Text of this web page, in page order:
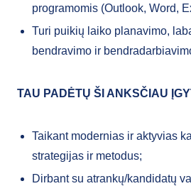
programomis (Outlook, Word,
Turi puikių laiko planavimo,
bendravimo ir
TAU PADĖTŲ ŠI ANKSČIAU
Taikant modernias ir aktyvias
strategijas ir metodus;
Dirbant su atrankų/kandidatų